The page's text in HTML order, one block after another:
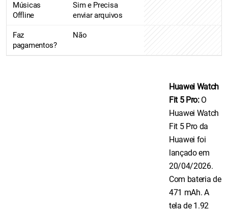
Músicas
Offline
Sim e Precisa
enviar arquivos
Faz
pagamentos?
Não
Huawei Watch
Fit 5 Pro:O
Huawei Watch
Fit 5 Pro da
Huawei foi
lançado em
20/04/2026.
Com bateria de
471 mAh. A
tela de 1.92